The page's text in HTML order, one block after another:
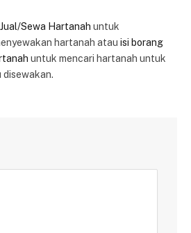
Sewa Hartanah untuk
hartanah atau isi borang
untuk mencari hartanah untuk